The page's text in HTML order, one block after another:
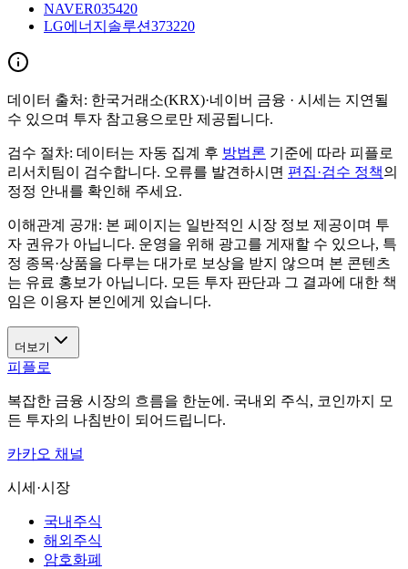
NAVER035420
LG에너지솔루션373220
데이터 출처: 한국거래소(KRX)·네이버 금융 · 시세는 지연될
수 있으며 투자 참고용으로만 제공됩니다.
검수 절차: 데이터는 자동 집계 후 방법론 기준에 따라 피플로
리서치팀이 검수합니다. 오류를 발견하시면 편집·검수 정책의
정정 안내를 확인해 주세요.
이해관계 공개: 본 페이지는 일반적인 시장 정보 제공이며 투
자 권유가 아닙니다. 운영을 위해 광고를 게재할 수 있으나, 특
정 종목·상품을 다루는 대가로 보상을 받지 않으며 본 콘텐츠
는 유료 홍보가 아닙니다. 모든 투자 판단과 그 결과에 대한 책
임은 이용자 본인에게 있습니다.
더보기
피플로
복잡한 금융 시장의 흐름을 한눈에. 국내외 주식, 코인까지 모
든 투자의 나침반이 되어드립니다.
카카오 채널
시세·시장
국내주식
해외주식
암호화폐